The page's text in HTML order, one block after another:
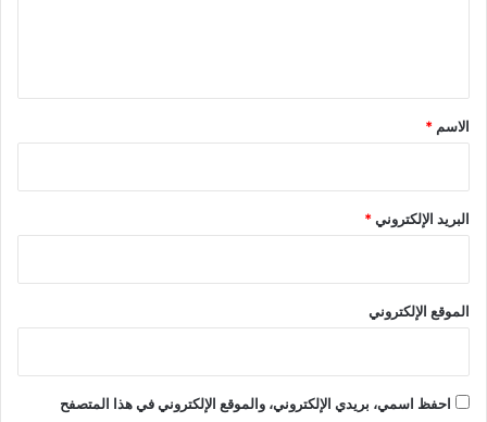
*
الاسم *
البريد الإلكتروني*
الموقع الإلكتروني
احفظ اسمي، بريدي الإلكتروني، والموقع الإلكتروني في هذا المتصفح